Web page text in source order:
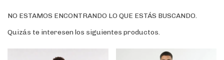
NO ESTAMOS ENCONTRANDO LO QUE ESTÁS BUSCANDO.
Quizás te interesen los siguientes productos.